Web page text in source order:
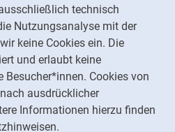
technisch
Nutzungsanalyse mit der
keine Cookies ein. Die
und erlaubt keine
Besucher*innen. Cookies von
ausdrücklicher
Informationen hierzu finden